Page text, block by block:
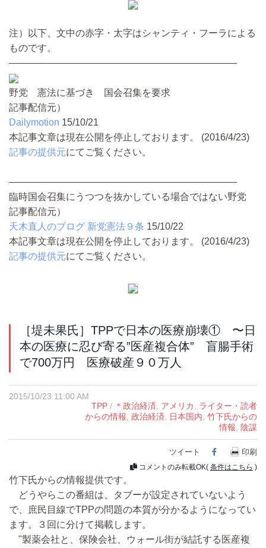
注）以下、文中の赤字・太字はシャンティ・フーラによる
ものです。
――――――――――――――――――――――――
野党 憲法に基づき 国会召集を要求
記事配信元）
Dailymotion 15/10/21
本記事文章は現在公開を停止しております。 (2016/4/23)
記事の提供元にてご覧ください。
――――――――――――――――――――――――
臨時国会召集にうつつを抜かしている場合ではない野党
記事配信元）
天木直人のブログ 新党憲法９条 15/10/22
本記事文章は現在公開を停止しております。 (2016/4/23)
記事の提供元にてご覧ください。
［堤未果氏］TPPで日本の医療崩壊① 〜日
本の医療に忍び寄る”医産複合体” 盲腸手術
で700万円 医療破産９０万人
2015/10/23 11:00 AM
TPP / ＊政治経済 アメリカ
ライター・読者
からの情報 政治経済 日本国内 竹下氏からの
情報
陰謀
ツイート Facebook
印刷
コメントのみ転載OK( 条件はこちら )
竹下氏からの情報提供です。
どうやらこの番組は、タブーが設定されていないよう
で、庶民目線でTPPの問題の本質が分かるようになってい
ます。３回に分けて掲載します。
"製薬会社と、保険会社、ウォール街が結託する医産複